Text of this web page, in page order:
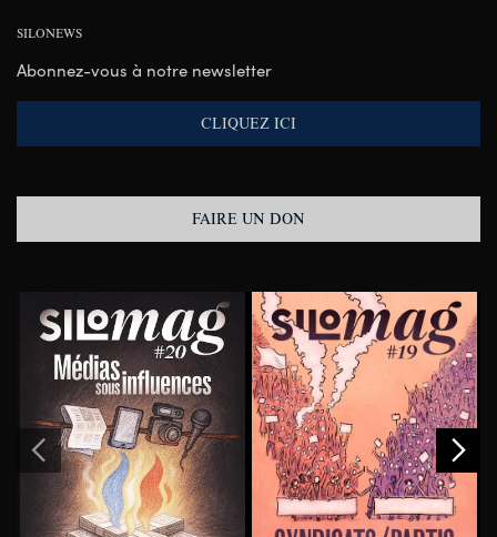
SILONEWS
Abonnez-vous à notre newsletter
CLIQUEZ ICI
FAIRE UN DON